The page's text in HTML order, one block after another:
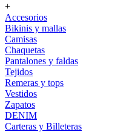
+
Accesorios
Bikinis y mallas
Camisas
Chaquetas
Pantalones y faldas
Tejidos
Remeras y tops
Vestidos
Zapatos
DENIM
Carteras y Billeteras